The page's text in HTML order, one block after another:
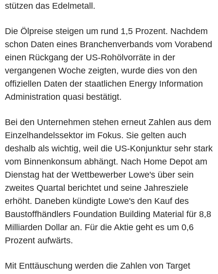
stützen das Edelmetall.
Die Ölpreise steigen um rund 1,5 Prozent. Nachdem
schon Daten eines Branchenverbands vom Vorabend
einen Rückgang der US-Rohölvorräte in der
vergangenen Woche zeigten, wurde dies von den
offiziellen Daten der staatlichen Energy Information
Administration quasi bestätigt.
Bei den Unternehmen stehen erneut Zahlen aus dem
Einzelhandelssektor im Fokus. Sie gelten auch
deshalb als wichtig, weil die US-Konjunktur sehr stark
vom Binnenkonsum abhängt. Nach Home Depot am
Dienstag hat der Wettbewerber Lowe's über sein
zweites Quartal berichtet und seine Jahresziele
erhöht. Daneben kündigte Lowe's den Kauf des
Baustoffhändlers Foundation Building Material für 8,8
Milliarden Dollar an. Für die Aktie geht es um 0,6
Prozent aufwärts.
Mit Enttäuschung werden die Zahlen von Target